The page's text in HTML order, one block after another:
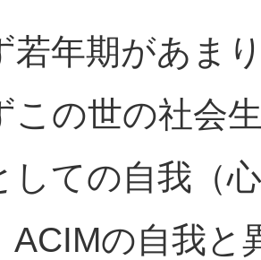
若年期があま
この世の社会
しての自我（
ACIMの自我と